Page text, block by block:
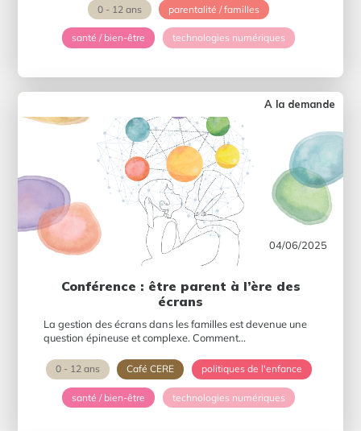
0 - 12 ans parentalité / familles
santé / bien-être technologies numériques
A la demande
04/06/2025
Conférence : être parent à l’ère des
écrans
La gestion des écrans dans les familles est devenue une
question épineuse et complexe. Comment...
0 - 12 ans Café CERE politiques de l'enfance
santé / bien-être technologies numériques